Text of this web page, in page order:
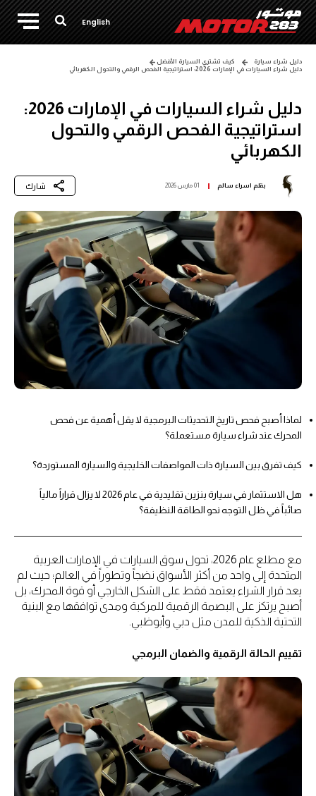
English
دليل شراء سيارة
كيف تشتري السيارة الأفضل
دليل شراء السيارات في الإمارات 2026: استراتيجية الفحص الرقمي والتحول الكهربائي
دليل شراء السيارات في الإمارات 2026:
استراتيجية الفحص الرقمي والتحول
الكهربائي
بقلم اسراء سالم 01 مارس 2026 شارك
لماذا أصبح فحص تاريخ التحديثات البرمجية لا يقل أهمية عن فحص
المحرك عند شراء سيارة مستعملة؟
كيف تفرق بين السيارة ذات المواصفات الخليجية والسيارة المستوردة؟
هل الاستثمار في سيارة بنزين تقليدية في عام 2026 لا يزال قراراً مالياً
صائباً في ظل التوجه نحو الطاقة النظيفة؟
مع مطلع عام 2026، تحول سوق السيارات في الإمارات العربية
المتحدة إلى واحد من أكثر الأسواق نضجاً وتطوراً في العالم؛ حيث لم
يعد قرار الشراء يعتمد فقط على الشكل الخارجي أو قوة المحرك، بل
أصبح يرتكز على البصمة الرقمية للمركبة ومدى توافقها مع البنية
التحتية الذكية للمدن مثل دبي وأبوظبي.
تقييم الحالة الرقمية والضمان البرمجي